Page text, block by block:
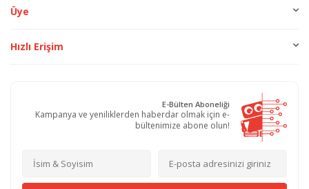
Üye
Hızlı Erişim
E-Bülten Aboneliği
Kampanya ve yeniliklerden haberdar olmak için e-
bültenimize abone olun!